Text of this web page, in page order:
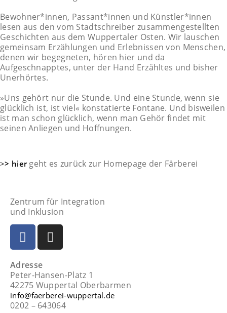
Bewohner*innen, Passant*innen und Künstler*innen
lesen aus den vom Stadtschreiber zusammengestellten
Geschichten aus dem Wuppertaler Osten. Wir lauschen
gemeinsam Erzählungen und Erlebnissen von Menschen,
denen wir begegneten, hören hier und da
Aufgeschnapptes, unter der Hand Erzähltes und bisher
Unerhörtes.
»Uns gehört nur die Stunde. Und eine Stunde, wenn sie
glücklich ist, ist viel« konstatierte Fontane. Und bisweilen
ist man schon glücklich, wenn man Gehör findet mit
seinen Anliegen und Hoffnungen.
>> hiergeht es zurück zur Homepage der Färberei
Zentrum für Integration
und Inklusion
Adresse
Peter-Hansen-Platz 1
42275 Wuppertal Oberbarmen
info@faerberei-wuppertal.de
0202 – 643064